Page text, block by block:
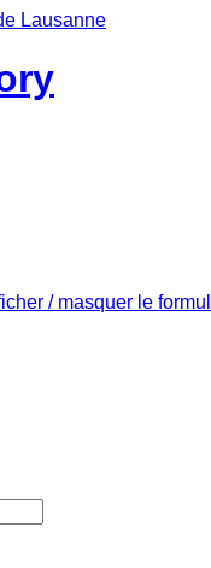
/ masquer le